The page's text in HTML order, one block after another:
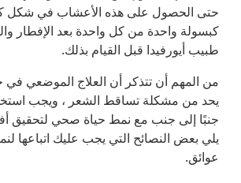
حتى الحصول على هذه الأعشاب في شكل
كبسولة واحدة من كل واحدة بعد الإفطار
طبيب أيورفيدا قبل القيام بذلك.
من المهم أن تتذكر أن العلاج الموضعي في
يحد من مشكلة تساقط الشعر ، ويجب
جنبًا إلى جنب مع نمط حياة صحي لتحقيق
يلي بعض النصائح التي يجب عليك اتباعها
عوائق.